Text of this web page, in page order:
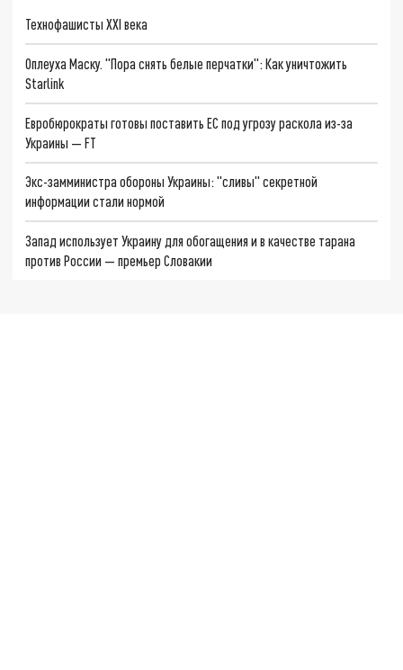
Технофашисты XXI века
Оплеуха Маску. "Пора снять белые перчатки": Как уничтожить
Starlink
Евробюрократы готовы поставить ЕС под угрозу раскола из-за
Украины — FT
Экс-замминистра обороны Украины: "сливы" секретной
информации стали нормой
Запад использует Украину для обогащения и в качестве тарана
против России — премьер Словакии